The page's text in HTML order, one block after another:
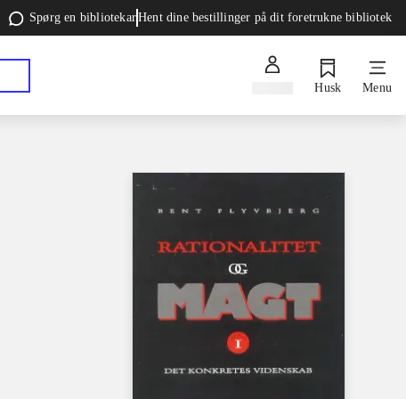
Spørg en bibliotekarHent dine bestillinger på dit foretrukne bibliotek
Husk Menu